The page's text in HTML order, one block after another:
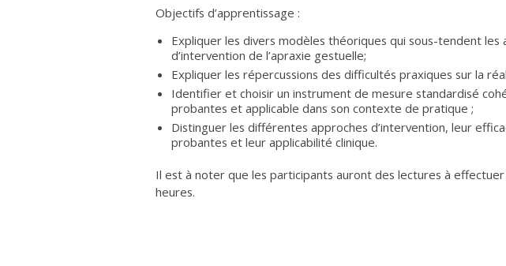
Objectifs d’apprentissage :
Expliquer les divers modèles théoriques qui sous-tendent les
d’intervention de l’apraxie gestuelle;
Expliquer les répercussions des difficultés praxiques sur la
Identifier et choisir un instrument de mesure standardisé
probantes et applicable dans son contexte de pratique ;
Distinguer les différentes approches d’intervention, leur
probantes et leur applicabilité clinique.
Il est à noter que les participants auront des lectures à
heures.